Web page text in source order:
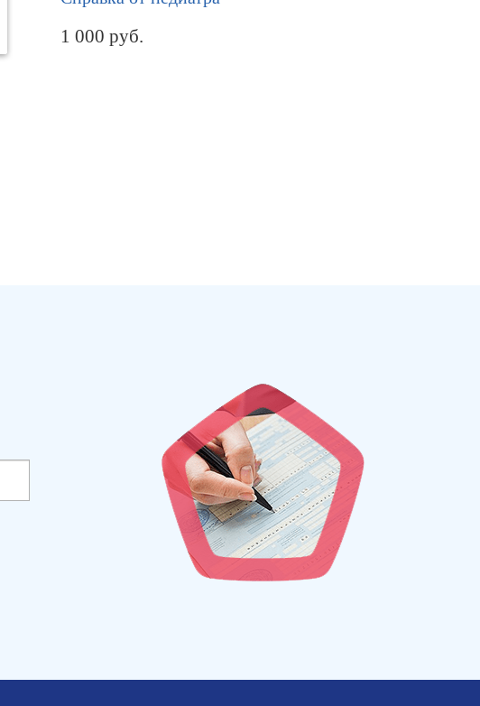
1 000 руб.